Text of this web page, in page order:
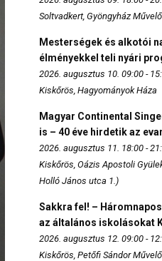
Soltvadkert, Gyöngyház
Mesterségek és alkotói
élményekkel teli nyári
2026. augusztus 10. 09:00 -
Kiskőrös, Hagyományok Háza
Magyar Continental
is – 40 éve hirdetik az
2026. augusztus 11. 18:00 -
Kiskőrös, Oázis Apostoli
Holló János utca 1.)
Sakkra fel! –
az általános iskolásokat
2026. augusztus 12. 09:00 -
Kiskőrös, Petőfi Sándor